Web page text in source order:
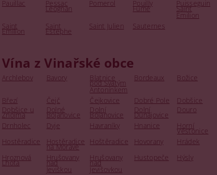
Pauillac
Pessac
Leognan
Pomerol Pouilly
Fumé
Puisseguin
Saint
Emilion
Saint
Emilion
Saint
Estephe
Saint Julien Sauternes
Vína z Vinařské obce
Archlebov Bavory Blatnice
pod Svatým
Antonínkem
Bordeaux Božice
Březí Čejč Čejkovice Dobré Pole
Dobšice
Dobšice u
Znojma
Dolné
Bojanovice
Dolní
Bojanovice
Dolní
Dunajovice
Douro
Drnholec
Dyje Havraníky Hnanice Horní
Věstonice
Hostěradice
Hostěradice
na Moravě
Hoštěradice Hovorany
Hrádek
Hroznová
Lhota
Hrušovany
nad
Jeviškou
Hrušovany
nad
Jevišovkou
Hustopeče Hýsly